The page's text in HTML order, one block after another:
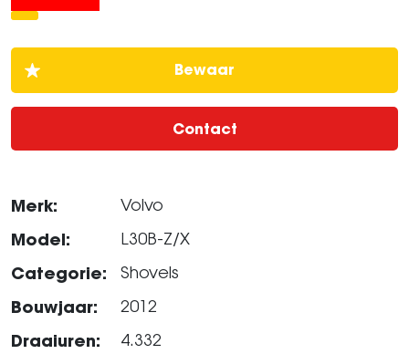
Contact
Merk: Volvo
Model: L30B-Z/X
Categorie: Shovels
Bouwjaar: 2012
Draaiuren: 4.332